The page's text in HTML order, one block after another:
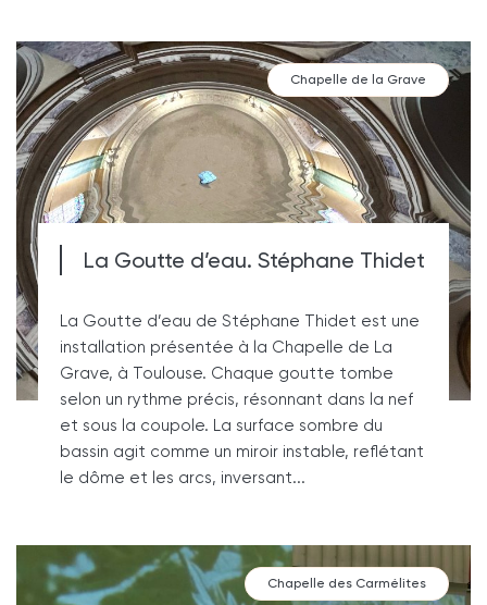
La Goutte d’eau. Stéphane Thidet
La Goutte d’eau de Stéphane Thidet est une
installation présentée à la Chapelle de La
Grave, à Toulouse. Chaque goutte tombe
selon un rythme précis, résonnant dans la nef
et sous la coupole. La surface sombre du
bassin agit comme un miroir instable, reflétant
le dôme et les arcs, inversant...
Chapelle de la Grave
Chapelle des Carmélites